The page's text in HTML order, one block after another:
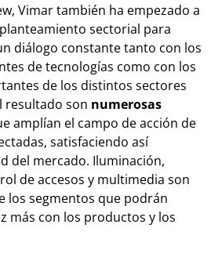
Vimar también ha empezado a
sectorial para
diálogo constante tanto con los
de tecnologías como con los
de los distintos sectores
resultado son numerosas
amplían el campo de acción de
satisfaciendo así
del mercado. Iluminación,
de accesos y multimedia son
los segmentos que podrán
más con los productos y los